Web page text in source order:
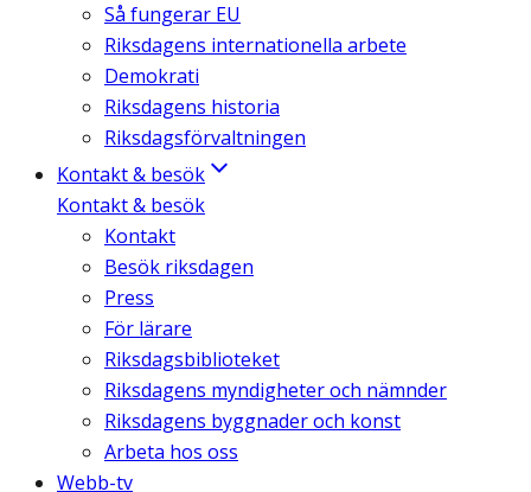
Så fungerar EU
Riksdagens internationella arbete
Demokrati
Riksdagens historia
Riksdagsförvaltningen
Kontakt & besök
Kontakt & besök
Kontakt
Besök riksdagen
Press
För lärare
Riksdagsbiblioteket
Riksdagens myndigheter och nämnder
Riksdagens byggnader och konst
Arbeta hos oss
Webb-tv